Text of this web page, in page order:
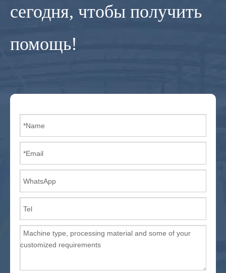
сегодня, чтобы получить
помощь!